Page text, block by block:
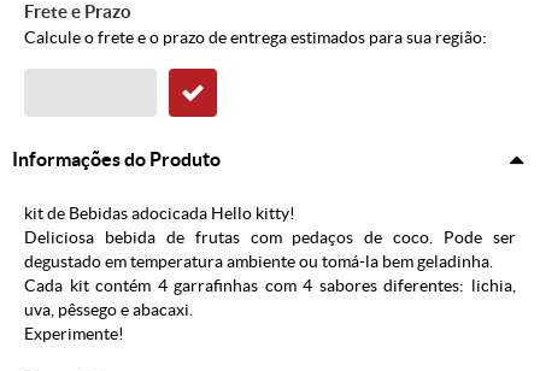
Frete e Prazo
Calcule o frete e o prazo de entrega estimados para sua região:
Informações do Produto
kit de Bebidas adocicada Hello kitty!
Deliciosa bebida de frutas com pedaços de coco. Pode ser
degustado em temperatura ambiente ou tomá-la bem geladinha.
Cada kit contém 4 garrafinhas com 4 sabores diferentes: lichia,
uva, pêssego e abacaxi.
Experimente!